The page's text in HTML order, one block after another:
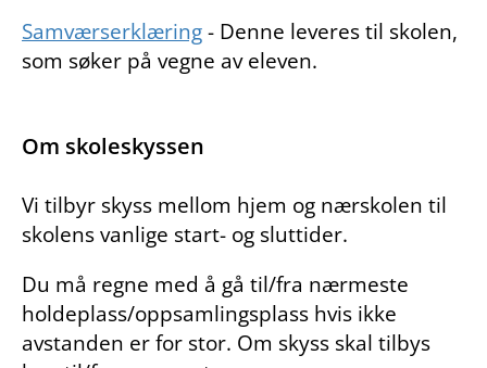
Samværserklæring- Denne leveres til skolen,
som søker på vegne av eleven.
Om skoleskyssen
Vi tilbyr skyss mellom hjem og nærskolen til
skolens vanlige start- og sluttider.
Du må regne med å gå til/fra nærmeste
holdeplass/oppsamlingsplass hvis ikke
avstanden er for stor. Om skyss skal tilbys